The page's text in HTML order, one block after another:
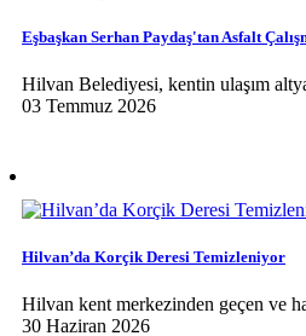
Eşbaşkan Serhan Paydaş'tan Asfalt
Hilvan Belediyesi, kentin ulaşım
03 Temmuz 2026
Hilvan’da Korçik Deresi Temizleniyor
Hilvan kent merkezinden geçen ve
30 Haziran 2026